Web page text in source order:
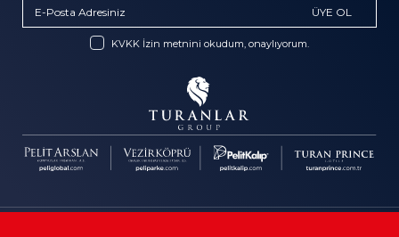
ÜYE OL
KVKK İzin metnini okudum, onaylıyorum.